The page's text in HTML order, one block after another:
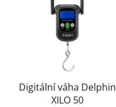
Digitální váha Delphin
XILO 50